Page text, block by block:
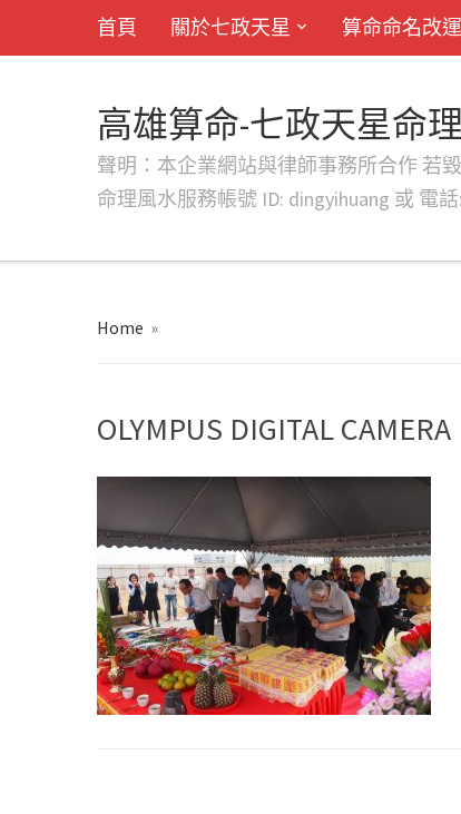
首頁 關於七政天星 算命命名改運
高雄算命-七政天星命
聲明：本企業網站與律師事務所合作 若
命理風水服務帳號 ID: dingyihuang 或 電
Home »
OLYMPUS DIGITAL CAMERA